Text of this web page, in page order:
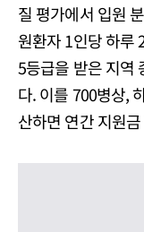
질 평가에서 입원
원환자 1인당 하루
5등급을 받은 지역
다. 이를 700병상,
산하면 연간 지원